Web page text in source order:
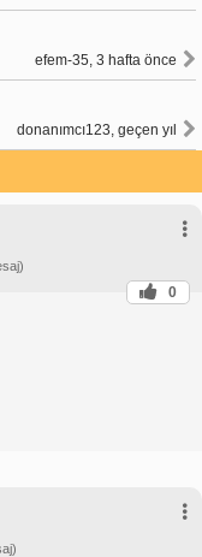
efem-35, 3 hafta önce
donanımcı123, geçen yıl
0